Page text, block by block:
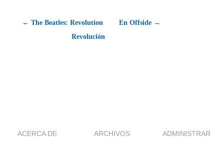
← The Beatles: Revolution 
Revolución
En Offside →
ACERCA DE ARCHIVOS ADMINISTRAR